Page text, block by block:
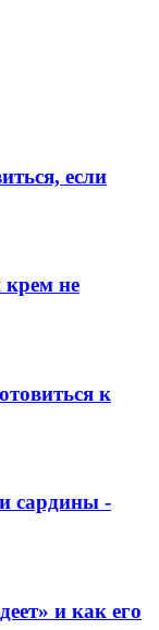
если
не
к
сардины -
и как его